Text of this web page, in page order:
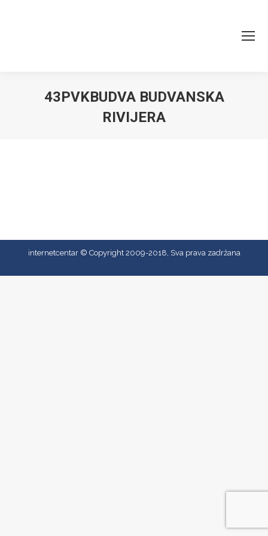
43PVKBUDVA BUDVANSKA
RIVIJERA
internetcentar © Copyright 2009-2018, Sva prava zadržana